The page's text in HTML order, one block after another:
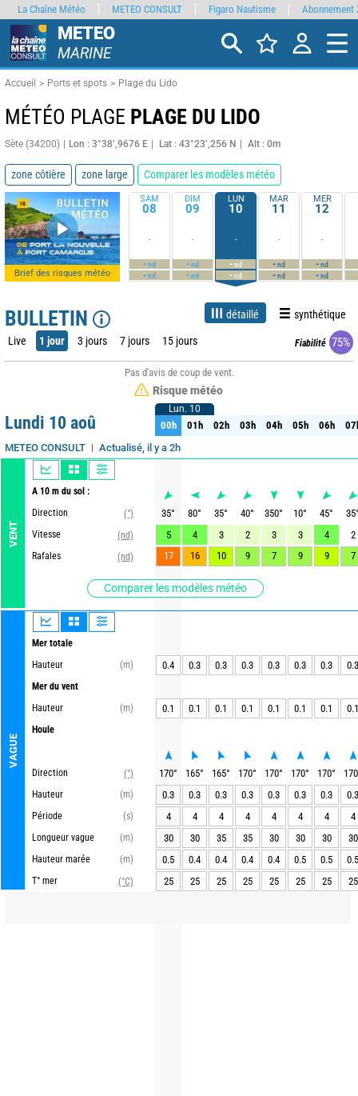
METEO
MARINE
Accueil Ports et spots Plage du Lido
MÉTÉO PLAGE PLAGE DU LIDO
Sète (34200) Lon : 3°38’,9676 E Lat : 43°23’,256 N Alt : 0m
zone côtière zone large Comparer les modèles météo
Brief des risques météo
SAM
08
-
-nd
-nd
DIM
09
-
-nd
-nd
LUN
10
-
-nd
-nd
MAR
11
-
-nd
-nd
MER
12
-
-nd
-nd
BULLETIN détaillé synthétique
Live 1 jour 3 jours 7 jours 15 jours Fiabilité 75%
Pas d'avis de coup de vent.
Risque météo
Lundi 10 aoû
METEO CONSULT Actualisé, il y a 2h
VENT
A 10 m du sol :
Direction
(°)
Vitesse
(nd)
Rafales
(nd)
Comparer les modèles météo
VAGUE
Mer totale
Hauteur
(m)
Mer du vent
Hauteur
(m)
Houle
Direction
(°)
Hauteur
(m)
Période
(s)
Longueur vague
(m)
Hauteur marée
(m)
T° mer
(°C)
Lun. 10
00h 01h 02h 03h 04h 05h 06h
Lun. 10
00h 01h 02h 03h 04h 05h 06h
35° 80° 35° 40° 350° 10° 45° 35
5
4 3 2 3 3 4
2
17
16 10 9 7 9 9 7
0.4 0.3 0.3 0.3 0.3 0.3 0.3 0.3
0.1 0.1 0.1 0.1 0.1 0.1 0.1 0.1
170° 165° 165° 170° 170° 170° 170°
170
0.3
0.3 0.3 0.3 0.3 0.3 0.3
0.3
4
4 4 4 4 4 4
4
30
30 35 35 30 30 30
30
0.5
0.4 0.4 0.4 0.4 0.5 0.5
0.5
25
25 25 25 25 25 25 25
La Chaîne Météo METEO CONSULT Figaro Nautisme Abonnement